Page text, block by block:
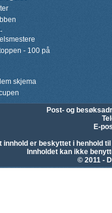
- 100 på
skjema
Post- og
E-
innhold er beskyttet i henhold
Innholdet kan ikke
© 2011 -